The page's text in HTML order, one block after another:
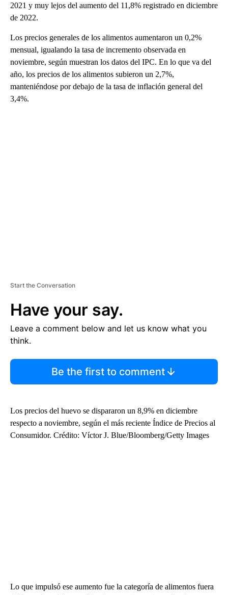
2021 y muy lejos del aumento del 11,8% registrado en diciembre
de 2022.
Los precios generales de los alimentos aumentaron un 0,2%
mensual, igualando la tasa de incremento observada en
noviembre, según muestran los datos del IPC. En lo que va del
año, los precios de los alimentos subieron un 2,7%,
manteniéndose por debajo de la tasa de inflación general del
3,4%.
Start the Conversation
Have your say.
Leave a comment below and let us know what you
think.
Be the first to comment
Los precios del huevo se dispararon un 8,9% en diciembre
respecto a noviembre, según el más reciente Índice de Precios al
Consumidor. Crédito: Víctor J. Blue/Bloomberg/Getty Images
Lo que impulsó ese aumento fue la categoría de alimentos fuera